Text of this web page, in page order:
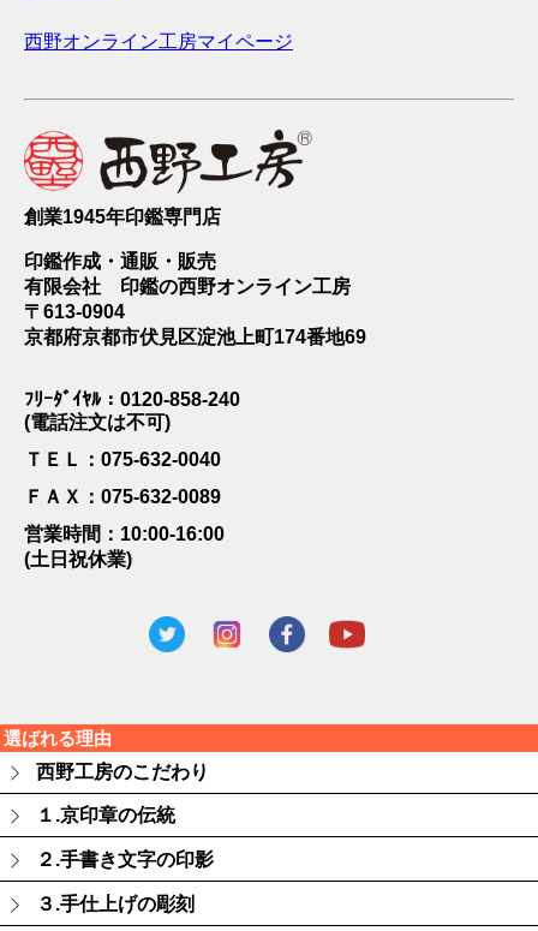
西野オンライン工房マイページ
創業1945年印鑑専門店
印鑑作成・通販・販売
有限会社 印鑑の西野オンライン工房
〒613-0904
京都府京都市伏見区淀池上町174番地69
ﾌﾘｰﾀﾞｲﾔﾙ：0120-858-240
(電話注文は不可)
ＴＥＬ：075-632-0040
ＦＡＸ：075-632-0089
営業時間：10:00-16:00
(土日祝休業)
選ばれる理由
西野工房のこだわり
１.京印章の伝統
２.手書き文字の印影
３.手仕上げの彫刻